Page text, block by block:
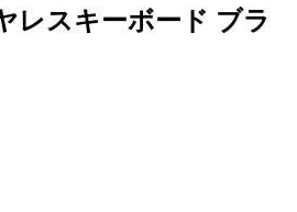
レスキーボード ブラ